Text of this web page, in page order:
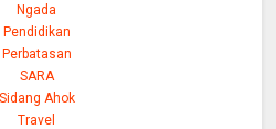
Ngada
Pendidikan
Perbatasan
SARA
Sidang Ahok
Travel